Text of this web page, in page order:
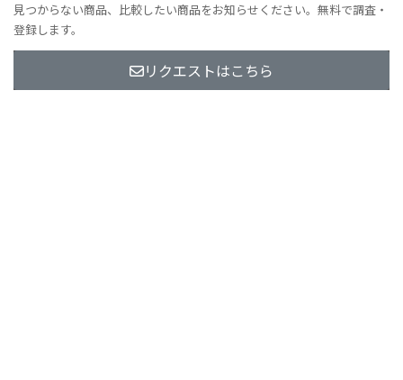
見つからない商品、比較したい商品をお知らせください。無料で調査・
登録します。
リクエストはこちら